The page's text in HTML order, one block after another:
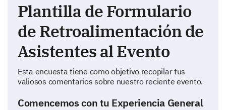
Plantilla de Formulario
de Retroalimentación de
Asistentes al Evento
Esta encuesta tiene como objetivo recopilar tus
valiosos comentarios sobre nuestro reciente evento.
Comencemos con tu Experiencia General